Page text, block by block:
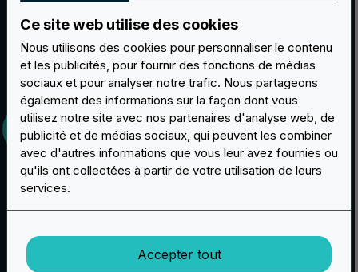
Envoyez votre logo
Ce site web utilise des cookies
Nous utilisons des cookies pour personnaliser le contenu
et les publicités, pour fournir des fonctions de médias
sociaux et pour analyser notre trafic. Nous partageons
également des informations sur la façon dont vous
utilisez notre site avec nos partenaires d'analyse web, de
publicité et de médias sociaux, qui peuvent les combiner
avec d'autres informations que vous leur avez fournies ou
qu'ils ont collectées à partir de votre utilisation de leurs
services.
Accepter tout